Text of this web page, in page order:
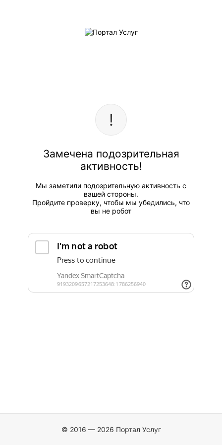
Замечена подозрительная
активность!
Мы заметили подозрительную активность с
вашей стороны.
Пройдите проверку, чтобы мы убедились, что
вы не робот
© 2016 — 2026 Портал Услуг